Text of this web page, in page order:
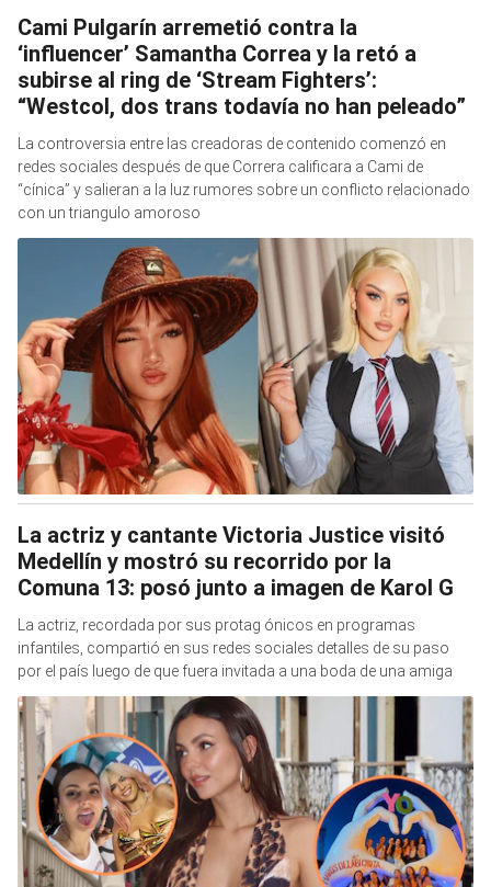
Cami Pulgarín arremetió contra la
‘influencer’ Samantha Correa y la retó a
subirse al ring de ‘Stream Fighters’:
“Westcol, dos trans todavía no han peleado”
La controversia entre las creadoras de contenido comenzó en
redes sociales después de que Correra calificara a Cami de
“cínica” y salieran a la luz rumores sobre un conflicto relacionado
con un triangulo amoroso
La actriz y cantante Victoria Justice visitó
Medellín y mostró su recorrido por la
Comuna 13: posó junto a imagen de Karol G
La actriz, recordada por sus protag ónicos en programas
infantiles, compartió en sus redes sociales detalles de su paso
por el país luego de que fuera invitada a una boda de una amiga